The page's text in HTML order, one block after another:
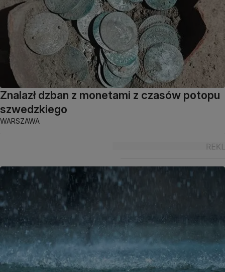
Znalazł dzban z monetami z czasów potopu
szwedzkiego
WARSZAWA